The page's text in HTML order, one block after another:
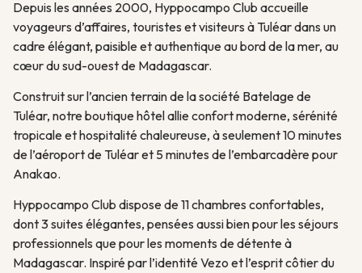
Depuis les années 2000, Hyppocampo Club accueille
voyageurs d’affaires, touristes et visiteurs à Tuléar dans un
cadre élégant, paisible et authentique au bord de la mer, au
cœur du sud-ouest de Madagascar.
Construit sur l’ancien terrain de la société Batelage de
Tuléar, notre boutique hôtel allie confort moderne, sérénité
tropicale et hospitalité chaleureuse, à seulement 10 minutes
de l’aéroport de Tuléar et 5 minutes de l’embarcadère pour
Anakao.
Hyppocampo Club dispose de 11 chambres confortables,
dont 3 suites élégantes, pensées aussi bien pour les séjours
professionnels que pour les moments de détente à
Madagascar. Inspiré par l’identité Vezo et l’esprit côtier du